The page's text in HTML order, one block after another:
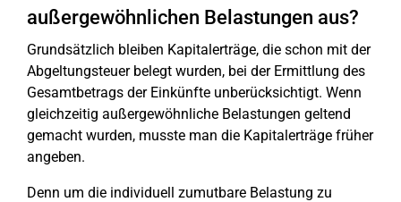
außergewöhnlichen Belastungen aus?
Grundsätzlich bleiben Kapitalerträge, die schon mit der
Abgeltungsteuer belegt wurden, bei der Ermittlung des
Gesamtbetrags der Einkünfte unberücksichtigt. Wenn
gleichzeitig außergewöhnliche Belastungen geltend
gemacht wurden, musste man die Kapitalerträge früher
angeben.
Denn um die individuell zumutbare Belastung zu